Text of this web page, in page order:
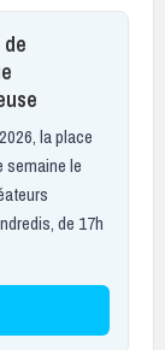
la place
semaine le
de 17h